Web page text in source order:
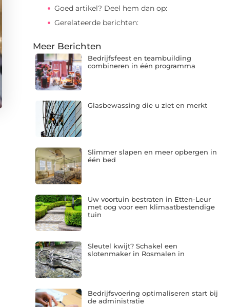
Goed artikel? Deel hem dan op:
Gerelateerde berichten:
Meer Berichten
Bedrijfsfeest en teambuilding
combineren in één programma
Glasbewassing die u ziet en merkt
Slimmer slapen en meer opbergen in
één bed
Uw voortuin bestraten in Etten-Leur
met oog voor een klimaatbestendige
tuin
Sleutel kwijt? Schakel een
slotenmaker in Rosmalen in
Bedrijfsvoering optimaliseren start bij
de administratie